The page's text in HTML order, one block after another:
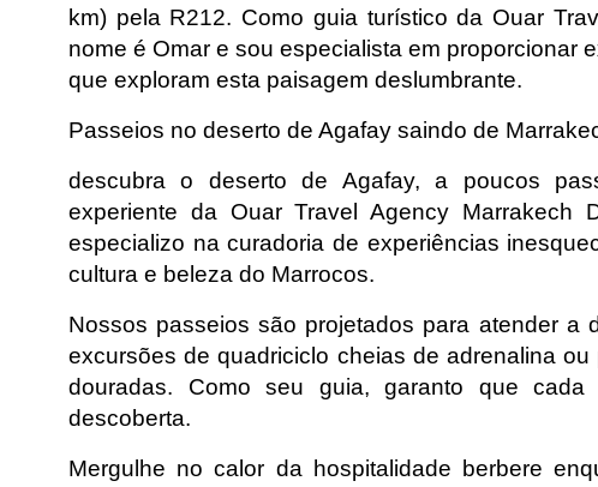
km) pela R212. Como guia turístico da Ouar
nome é Omar e sou especialista em proporcionar
que exploram esta paisagem deslumbrante.
Passeios no deserto de Agafay saindo de
descubra o deserto de Agafay, a poucos
experiente da Ouar Travel Agency
especializo na curadoria de experiências
cultura e beleza do Marrocos.
Nossos passeios são projetados para atender a
excursões de quadriciclo cheias de adrenalina
douradas. Como seu guia, garanto que
descoberta.
Mergulhe no calor da hospitalidade berbere